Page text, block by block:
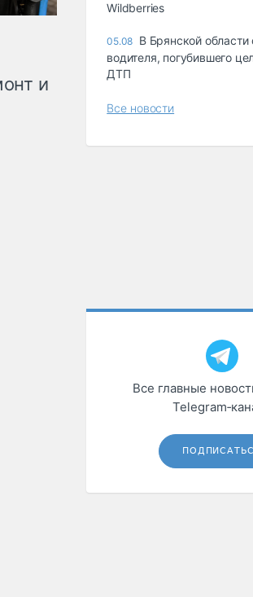
и
Wildberries
05.08 В Брянской области
водителя, погубившего
ДТП
Все новости
Все главные